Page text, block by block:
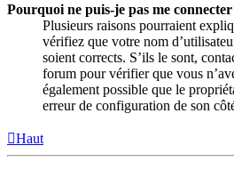
Pourquoi ne puis-je pas me connecter
Plusieurs raisons pourraient
vérifiez que votre nom
soient corrects. S’ils le sont,
forum pour vérifier que vous
également possible que le
erreur de configuration de son
Haut